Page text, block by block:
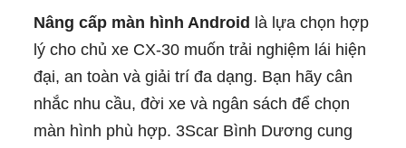
Nâng cấp màn hình Android là lựa chọn hợp
lý cho chủ xe CX‑30 muốn trải nghiệm lái hiện
đại, an toàn và giải trí đa dạng. Bạn hãy cân
nhắc nhu cầu, đời xe và ngân sách để chọn
màn hình phù hợp. 3Scar Bình Dương cung